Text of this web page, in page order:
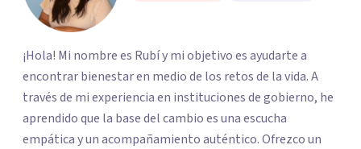
¡Hola! Mi nombre es Rubí y mi objetivo es ayudarte a
encontrar bienestar en medio de los retos de la vida. A
través de mi experiencia en instituciones de gobierno, he
aprendido que la base del cambio es una escucha
empática y un acompañamiento auténtico. ​Ofrezco un